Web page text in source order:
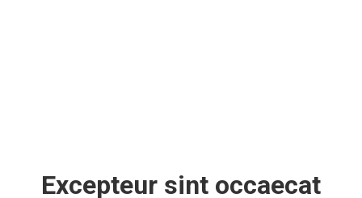
Excepteur sint occaecat